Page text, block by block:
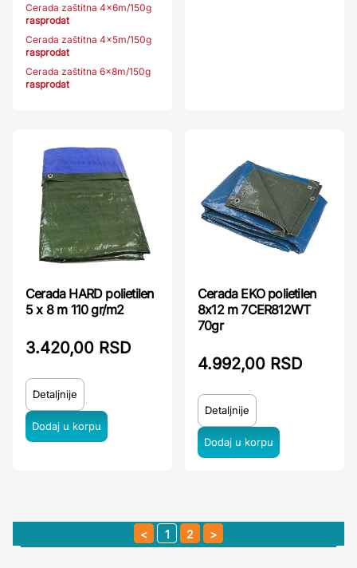
Cerada zaštitna 4x6m/150g
rasprodat
Cerada zaštitna 4x5m/150g
rasprodat
Cerada zaštitna 6x8m/150g
rasprodat
Cerada HARD polietilen
5 x 8 m 110 gr/m2
3.420,00 RSD
Detaljnije
Cerada EKO polietilen
8x12 m 7CER812WT
70gr
4.992,00 RSD
Detaljnije
1 2